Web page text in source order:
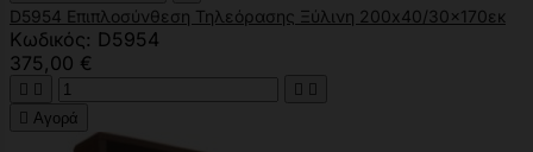
D5954 Επιπλοσύνθεση Τηλεόρασης Ξύλινη 200x40/30x170εκ
Κωδικός: D5954
375,00 €
   
 Αγορά